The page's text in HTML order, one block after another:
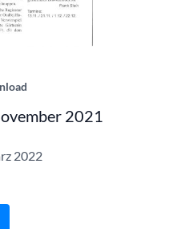
Theatergemeinde
2021
2022